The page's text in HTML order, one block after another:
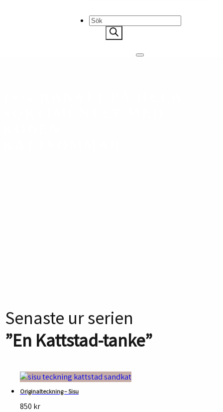
Products
search
Senaste ur serien
”En Kattstad-tanke”
Originalteckning – Sisu
850 kr